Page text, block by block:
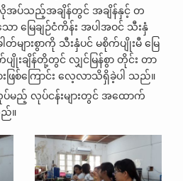
အပ်သည့်အချိန်တွင် အချိန်နှင့် တ
ာ မြေချဉ်ငံကိန်း အပါအဝင် သီးနှံ
များစွာကို သီးနှံပင် မစိုက်ပျိုးမီ မြေ
စိုက်ပျိုးချိန်တို့တွင် လျှင်မြန်စွာ တိုင်း တာ
ားဖြစ်ကြောင်း လေ့လာသိရှိခဲ့ပါ သည်။
မည့် လုပ်ငန်းများတွင် အထောက်
ည်။